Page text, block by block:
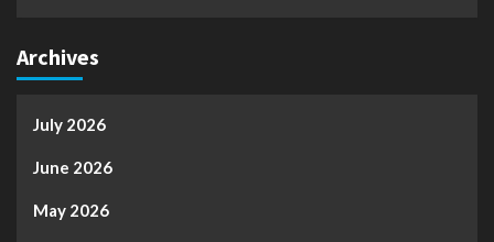
Archives
July 2026
June 2026
May 2026